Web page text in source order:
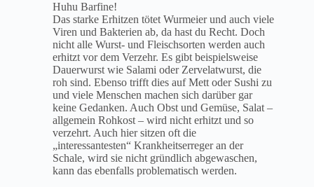
Huhu Barfine!
Das starke Erhitzen tötet Wurmeier und auch viele
Viren und Bakterien ab, da hast du Recht. Doch
nicht alle Wurst- und Fleischsorten werden auch
erhitzt vor dem Verzehr. Es gibt beispielsweise
Dauerwurst wie Salami oder Zervelatwurst, die
roh sind. Ebenso trifft dies auf Mett oder Sushi zu
und viele Menschen machen sich darüber gar
keine Gedanken. Auch Obst und Gemüse, Salat –
allgemein Rohkost – wird nicht erhitzt und so
verzehrt. Auch hier sitzen oft die
„interessantesten“ Krankheitserreger an der
Schale, wird sie nicht gründlich abgewaschen,
kann das ebenfalls problematisch werden.